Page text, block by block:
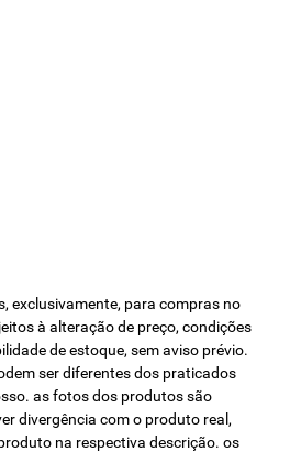
exclusivamente, para compras no
à alteração de preço, condições
de estoque, sem aviso prévio.
ser diferentes dos praticados
as fotos dos produtos são
divergência com o produto real,
na respectiva descrição. os